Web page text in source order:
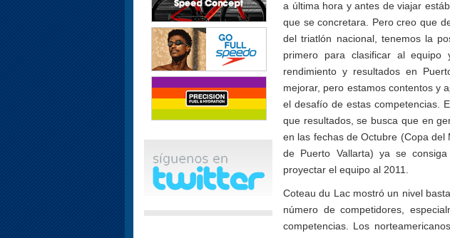
a última hora y antes de viajar
que se concretara. Pero creo que
del triatlón nacional, tenemos la
primero para clasificar al
rendimiento y resultados en
mejorar, pero estamos contentos y
el desafío de estas competencias.
que resultados, se busca que en
en las fechas de Octubre (Copa
de Puerto Vallarta) ya se
proyectar el equipo al 2011.
Coteau du Lac mostró un nivel
número de competidores,
competencias. Los